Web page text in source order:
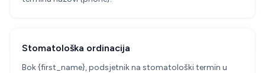
Stomatološka ordinacija
Bok {first_name}, podsjetnik na stomatološki termin u